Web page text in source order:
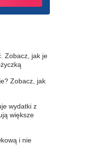
Zobacz, jak je
Zobacz, jak
wydatki z
większe
i nie